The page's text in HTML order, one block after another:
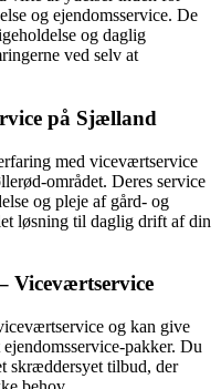
og ejendomsservice. De
og daglig
ved selv at
på Sjælland
med viceværtservice
området. Deres service
og pleje af gård- og
løsning til daglig drift af din
Viceværtservice
og kan give
pakker. Du
skræddersyet tilbud, der